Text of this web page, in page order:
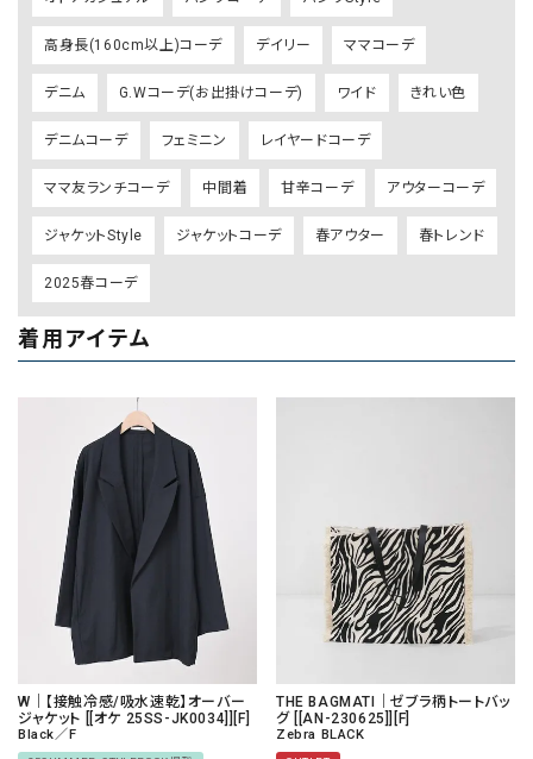
高身長(160cm以上)コーデ デイリー ママコーデ
デニム G.Wコーデ(お出掛けコーデ) ワイド きれい色
デニムコーデ フェミニン レイヤードコーデ
ママ友ランチコーデ 中間着 甘辛コーデ アウターコーデ
ジャケットStyle ジャケットコーデ 春アウター 春トレンド
2025春コーデ
着用アイテム
W｜【接触冷感/吸水速乾】オーバー
ジャケット [[オケ 25SS-JK0034]][F]
Black／F
THE BAGMATI｜ゼブラ柄トートバッ
グ [[AN-230625]][F]
Zebra BLACK